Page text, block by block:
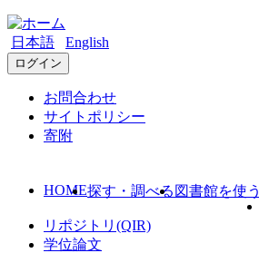
日本語 English
ログイン
お問合わせ
サイトポリシー
寄附
HOME探す・調べる 図書館を使う
リポジトリ(QIR)
学位論文